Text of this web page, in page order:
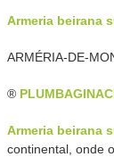
Armeria beirana
ARMÉRIA-DE-
®
Armeria beirana
continental, onde